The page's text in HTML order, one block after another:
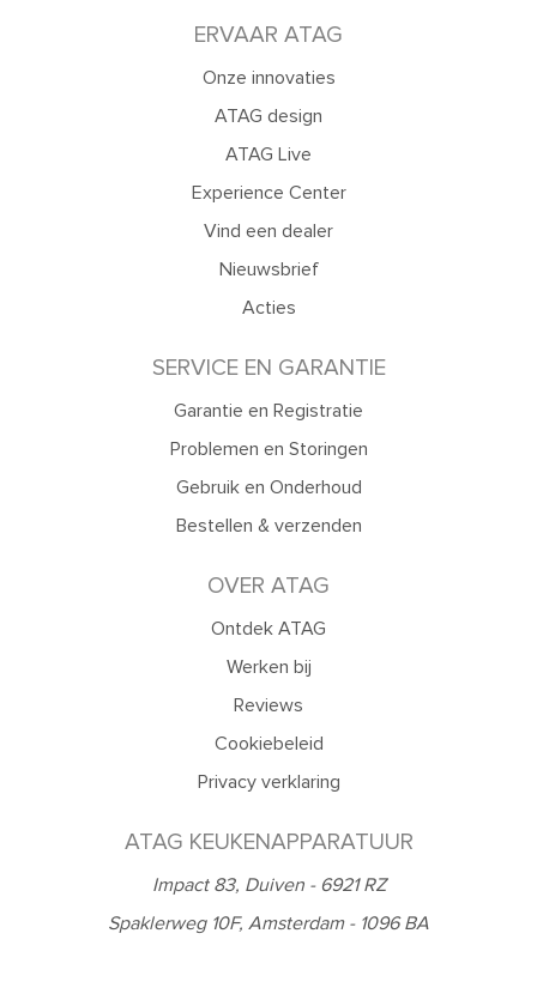
ERVAAR ATAG
Onze innovaties
ATAG design
ATAG Live
Experience Center
Vind een dealer
Nieuwsbrief
Acties
SERVICE EN GARANTIE
Garantie en Registratie
Problemen en Storingen
Gebruik en Onderhoud
Bestellen & verzenden
OVER ATAG
Ontdek ATAG
Werken bij
Reviews
Cookiebeleid
Privacy verklaring
ATAG KEUKENAPPARATUUR
Impact 83, Duiven - 6921 RZ
Spaklerweg 10F, Amsterdam - 1096 BA